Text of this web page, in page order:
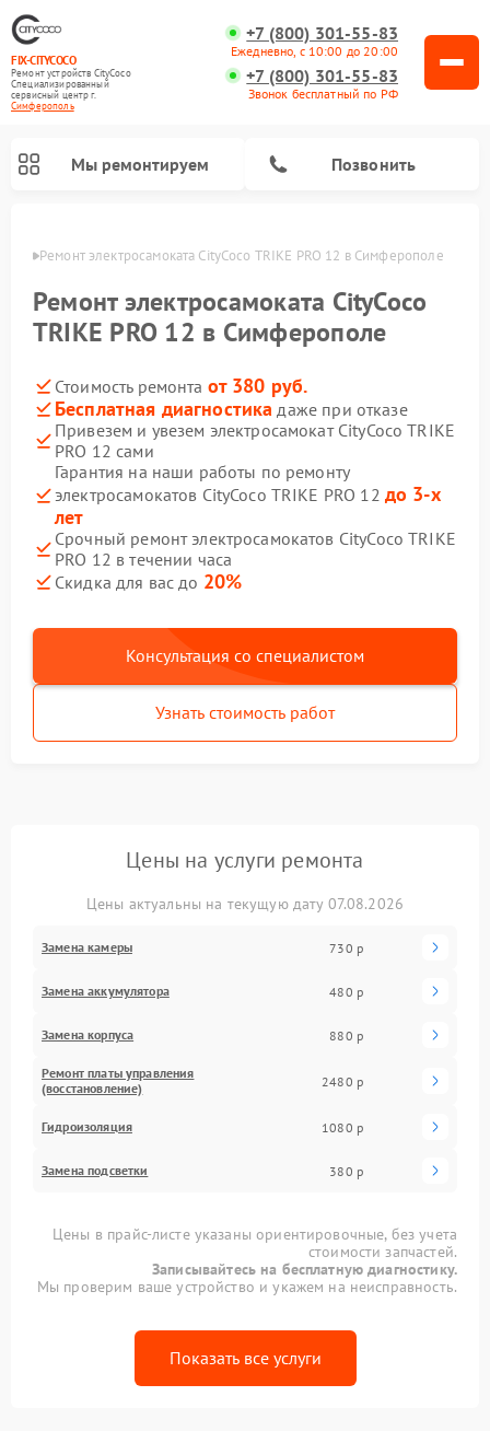
FIX-CITYCOCO
Ремонт устройств CityCoco
Специализированный
cервисный центр г.
Симферополь
+7 (800) 301-55-83
Ежедневно, с 10:00 до 20:00
+7 (800) 301-55-83
Звонок бесплатный по РФ
Мы ремонтируем Позвонить
Ремонт электросамоката CityCoco TRIKE PRO 12 в Симферополе
Ремонт электросамоката CityCoco
TRIKE PRO 12 в Симферополе
Стоимость ремонта от 380 руб.
Бесплатная диагностика даже при отказе
Привезем и увезем электросамокат CityCoco TRIKE
PRO 12 сами
Гарантия на наши работы по ремонту
электросамокатов CityCoco TRIKE PRO 12 до 3-х
лет
Срочный ремонт электросамокатов CityCoco TRIKE
PRO 12 в течении часа
Скидка для вас до 20%
Консультация со специалистом
Узнать стоимость работ
Цены на услуги ремонта
Цены актуальны на текущую дату 07.08.2026
Замена камеры 730 р
Замена аккумулятора 480 р
Замена корпуса 880 р
Ремонт платы управления
(восстановление)
2480 р
Гидроизоляция 1080 р
Замена подсветки 380 р
Цены в прайс-листе указаны ориентировочные, без учета
стоимости запчастей.
Записывайтесь на бесплатную диагностику.
Мы проверим ваше устройство и укажем на неисправность.
Показать все услуги